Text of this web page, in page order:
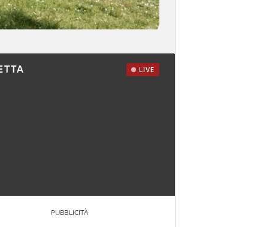
LIVE
PUBBLICITÀ